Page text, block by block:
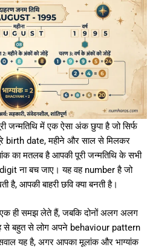
जन्मतिथि में एक ऐसा अंक छुपा है जो सिर्फ
birth date, महीने और साल से मिलकर
का मतलब है आपकी पूरी जन्मतिथि के सभी
ना बच जाए। यह वह number है जो
है, आपकी बाहरी छवि क्या बनती है।
ही समझ लेते हैं, जबकि दोनों अलग अलग
से बहुत से लोग अपने behaviour pattern
यह है, अगर आपका मूलांक और भाग्यांक